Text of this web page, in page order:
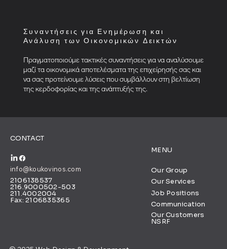
Συναντήσεις για Ενημέρωση και
Ανάλυση των Οικονομικών Δεικτών
Πραγματοποιούμε τακτικές συναντήσεις για να αναλύσουμε
μαζί τα οικονομικά αποτελέσματα της επιχείρησής σας και
να σας προτείνουμε λύσεις που συμβάλλουν στη βελτίωση
της κερδοφορίας και της ανάπτυξής της.
CONTACT
info@koukovinos.com
2106138537
216.9000502-503
211.4002004
Fax: 2106835365
MENU
Our Group
Our Services
Job Positions
Communication
Our Customers
NSRF